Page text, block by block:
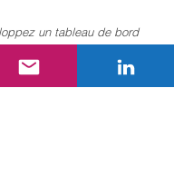
un tableau de bord
pour une vision
de votre patrimoine